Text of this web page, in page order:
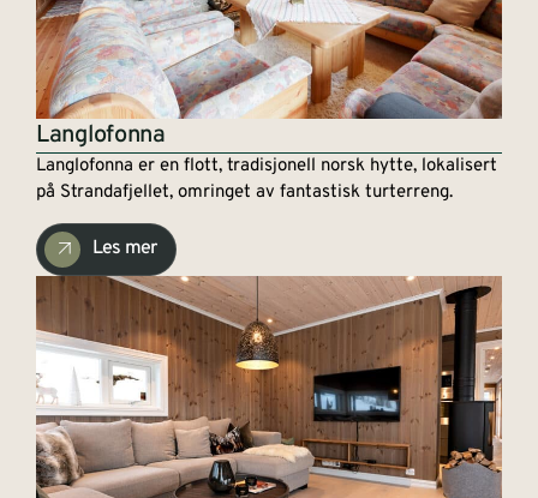
Langlofonna
Langlofonna er en flott, tradisjonell norsk hytte, lokalisert
på Strandafjellet, omringet av fantastisk turterreng.
Les mer